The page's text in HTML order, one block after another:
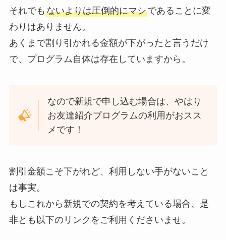
それでも ないよりは圧倒的にマシであることに変
わりはありません。
あくまで割り引かれる金額が下がったと言うだけ
で、プログラム自体は存在していますから。
なので新規で申し込む場合は、やはり
お友達紹介プログラムの利用がおスス
メです！
割引金額こそ下がれど、利用しない手がないこと
は事実。
もしこれから新規での契約を考えている場合、是
非とも以下のリンクをご利用くださいませ。